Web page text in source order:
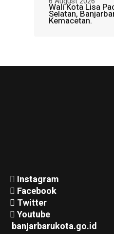
Wali Kota Lisa
Selatan,
Kemacetan.
Instagram
Facebook
Twitter
Youtube
banjarbarukota.go.id